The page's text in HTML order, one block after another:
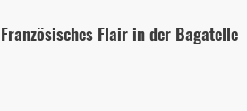
Französisches Flair in der Bagatelle